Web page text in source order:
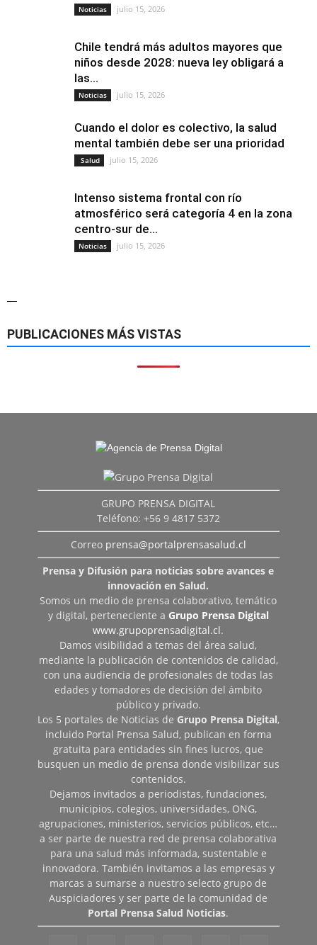
Noticias julio 15, 2026
Chile tendrá más adultos mayores que
niños desde 2028: nueva ley obligará a
las...
Noticias julio 15, 2026
Cuando el dolor es colectivo, la salud
mental también debe ser una prioridad
Salud julio 15, 2026
Intenso sistema frontal con río
atmosférico será categoría 4 en la zona
centro-sur de...
Noticias julio 15, 2026
—
PUBLICACIONES MÁS VISTAS
GRUPO PRENSA DIGITAL
Teléfono: +56 9 4817 5372
Correo prensa@portalprensasalud.cl
Prensa y Difusión para noticias sobre avances e
innovación en Salud.
Somos un medio de prensa colaborativo, temático
y digital, perteneciente a Grupo Prensa Digital
www.grupoprensadigital.cl.
Damos visibilidad a temas del área salud,
mediante la publicación de contenidos de calidad,
con una audiencia de profesionales de todas las
edades y tomadores de decisión del ámbito
público y privado.
Los 5 portales de Noticias de Grupo Prensa Digital,
incluido Portal Prensa Salud, publican en forma
gratuita para entidades sin fines lucros, que
busquen un medio de prensa donde visibilizar sus
contenidos.
Dejamos invitados a periodistas, fundaciones,
municipios, colegios, universidades, ONG,
agrupaciones, ministerios, servicios públicos, etc…
a ser parte de nuestra red de prensa colaborativa
para una salud más informada, sustentable e
innovadora. También invitamos a las empresas y
marcas a sumarse a nuestro selecto grupo de
Auspiciadores y ser parte de la comunidad de
Portal Prensa Salud Noticias.